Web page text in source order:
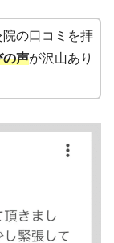
の口コミを拝
の声が沢山あり